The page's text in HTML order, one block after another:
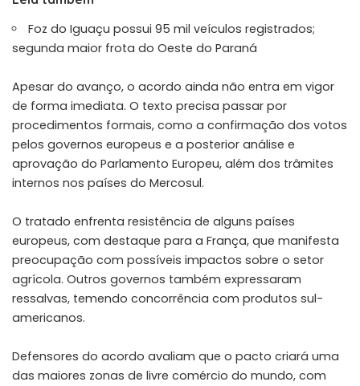
Foz do Iguaçu possui 95 mil veículos registrados;
segunda maior frota do Oeste do Paraná
Apesar do avanço, o acordo ainda não entra em vigor
de forma imediata. O texto precisa passar por
procedimentos formais, como a confirmação dos votos
pelos governos europeus e a posterior análise e
aprovação do Parlamento Europeu, além dos trâmites
internos nos países do Mercosul.
O tratado enfrenta resistência de alguns países
europeus, com destaque para a França, que manifesta
preocupação com possíveis impactos sobre o setor
agrícola. Outros governos também expressaram
ressalvas, temendo concorrência com produtos sul-
americanos.
Defensores do acordo avaliam que o pacto criará uma
das maiores zonas de livre comércio do mundo, com